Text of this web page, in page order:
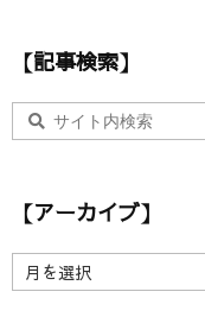
【記事検索】
【アーカイブ】
ア